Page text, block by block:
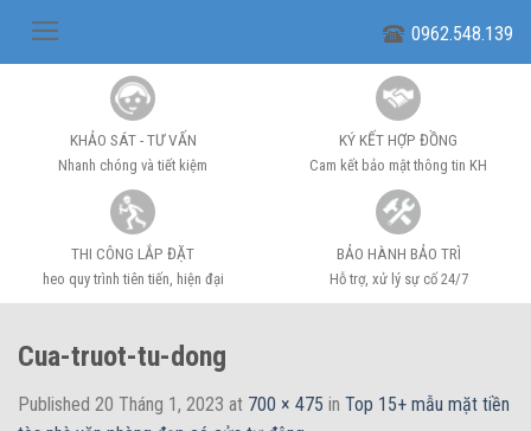
0962.548.139
KHẢO SÁT - TƯ VẤN
Nhanh chóng và tiết kiệm
KÝ KẾT HỢP ĐỒNG
Cam kết bảo mật thông tin KH
THI CÔNG LẮP ĐẶT
heo quy trình tiên tiến, hiện đại
BẢO HÀNH BẢO TRÌ
Hỗ trợ, xử lý sự cố 24/7
Cua-truot-tu-dong
Published 20 Tháng 1, 2023 at 700 × 475 in Top 15+ mẫu mặt tiền